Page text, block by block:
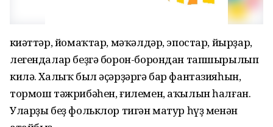
Әкиәттәр, йомаҡтар, мәҡәлдәр, эпостар, йырҙар,
легендалар беҙгә борон-борондан тапшырылып
килә. Халыҡ был әҫәрҙәргә бар фантазияһын,
тормош тәжрибәһен, ғилемен, аҡылын һалған.
Уларҙы беҙ фольклор тигән матур һүҙ менән